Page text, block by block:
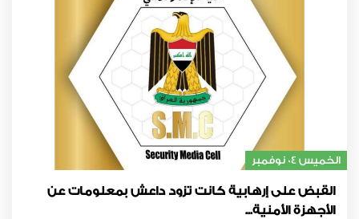
الخميس 04 نوفمبر
القبض على إرهابية كانت تزود داعش بمعلومات عن
الأجهزة الأمنية...